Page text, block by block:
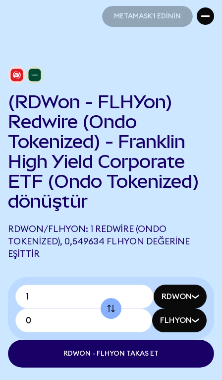
METAMASK'I EDİNİN
(RDWon - FLHYon)
Redwire (Ondo
Tokenized) - Franklin
High Yield Corporate
ETF (Ondo Tokenized)
dönüştür
RDWON/FLHYON: 1 REDWIRE (ONDO
TOKENIZED), 0,549634 FLHYON DEĞERINE
EŞITTIR
RDWON
FLHYON
RDWON - FLHYON TAKAS ET